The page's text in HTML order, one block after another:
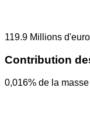
119.9 Millions
Contribution
0,016% de la